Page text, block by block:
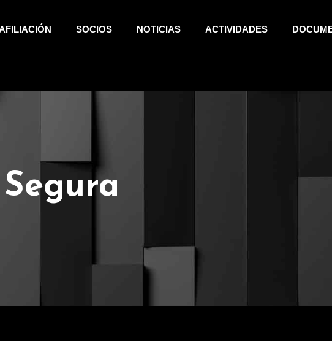
SOCIOS NOTICIAS ACTIVIDADES